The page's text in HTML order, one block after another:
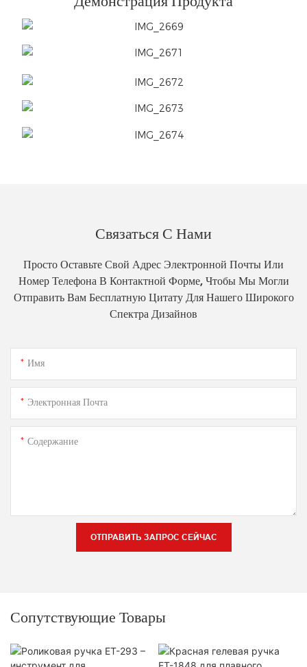
Связаться С Нами
Просто Оставьте Свой Адрес Электронной Почты Или
Номер Телефона В Контактной Форме, Чтобы Мы Могли
Отправить Вам Бесплатную Цитату Для Нашего Широкого
Спектра Дизайнов
Имя
Электронная Почта
Содержание
ОТПРАВИТЬ ЗАПРОС СЕЙЧАС
Сопутствующие Товары